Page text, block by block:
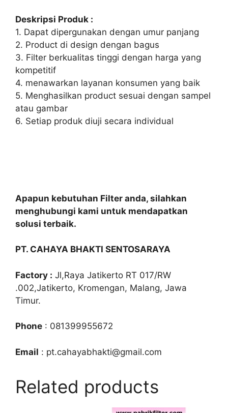
Deskripsi Produk :
1. Dapat dipergunakan dengan umur panjang
2. Product di design dengan bagus
3. Filter berkualitas tinggi dengan harga yang
kompetitif
4. menawarkan layanan konsumen yang baik
5. Menghasilkan product sesuai dengan sampel
atau gambar
6. Setiap produk diuji secara individual
Apapun kebutuhan Filter anda, silahkan
menghubungi kami untuk mendapatkan
solusi terbaik.
PT. CAHAYA BHAKTI SENTOSARAYA
Factory : Jl,Raya Jatikerto RT 017/RW
.002,Jatikerto, Kromengan, Malang, Jawa
Timur.
Phone : 081399955672
Email : pt.cahayabhakti@gmail.com
Related products